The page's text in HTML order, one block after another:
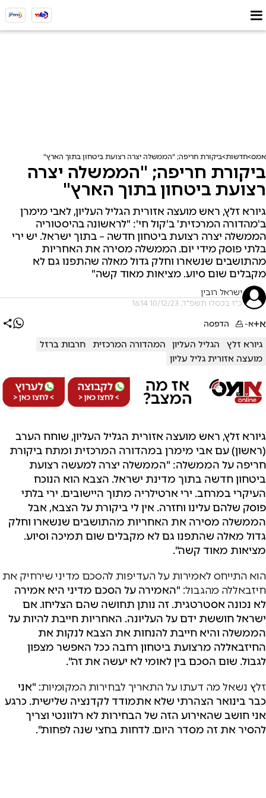
אמס חדשות ביקורת חריפה; "הממשלה יצרה רצועת ביטחון בתוך הארץ"
ביקורת חריפה; "הממשלה יצרה
רצועת ביטחון בתוך הארץ"
גיורא זלץ, ראש מועצה אזורית הגליל העליון, לאבי מימרן
ב'מהדורה המרכזית' ב'קול חי': "לראשונה בהיסטוריה
הממשלה יצרה רצועת ביטחון חדשה – בתוך ישראל. יש ירי
בלתי פוסק מידי יום. הממשלה מסירה את האחריות
מהתושבים שנשארו וחלק גדול מאלה שהתפנו גם לא
מקבלים שום סיוע. מציאות מאוד קשה"
ישראל רובין
כ"ז בכסלו תשפ"ד, 10/12/23 16:14
א+א- הדפסה
גיורא זלץ הגליל העליון המהדורה המרכזית
חרבות ברזל
מועצה אזורית גליל עליון
גיורא זלץ, ראש מועצה אזורית הגליל העליון, שוחח הערב
(ראשון) עם אבי מימרן במהדורה המרכזית ומתח ביקורת
חריפה על הממשלה: "הממשלה יצרה למעשה רצועת
ביטחון חדשה בתוך מדינת ישראל. הצבא הוא הנוכח
העיקרי במרחב. ירי ארטילריה מתוך היישובים. ירי בלתי
פוסק שלהם עלינו וחזרה. אין לי ביקורת על הצבא, אבל
הממשלה מסירה את האחריות מהתושבים שנשארו וחלק
גדול מאלה שהתפנו גם לא מקבלים שום תמיכה וסיוע.
מציאות מאוד קשה".
הוא התייחס לאמירות על העדיפות להסכם מדיני שירחיק את
חיזבאללה מהגבול: "האמירה על הסכם מדיני היא אמירה
לא נכונה אסטרטגית. זה נותן תחושה שהם הצליחו. אם
ישראל חוששת ידם על העליונה. האחריות חייבת להיות על
הממשלה והיא חייבת להנחות את הצבא לנקות את
החיזבאללה מרצועת ביטחון רחבה ככל האפשר מצפון
לגבול. שום הסכם בין לאומי לא יעשה את זה".
זלץ נשאל מה דעתו על התאריך לבחירות המקומיות: "אני
כבר בינואר הצהרתי שלא אתמודד לקדנציה שלישית. כרגע
אני חושב שהאירוע הזה של הבחירות לא רלוונטי וצריך
להסיר את זה מסדר היום. לדחות בחצי שנה לפחות".